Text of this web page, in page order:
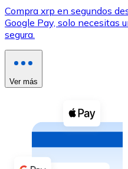
Ver todo
Compra
Comprar con efectivo
Transferencia SEPA
Añade fondos a tu
Compra xrp en segundos
Google Pay, solo necesitas
segura.
Ver más